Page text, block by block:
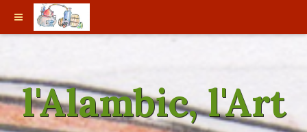
l'Alambic, l'Art